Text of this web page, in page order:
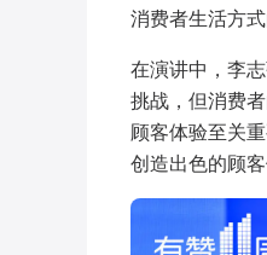
消费者生活方
在演讲中，李
挑战，但消费
顾客体验至关
创造出色的顾客